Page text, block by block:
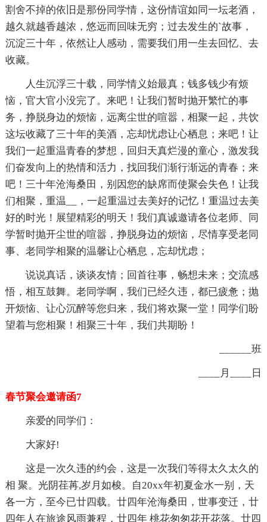
割舍不掉的依旧是那份同学情，这份情谊如同一坛老酒，
越久就越香越浓，悠远而回味无穷；过去发生的`故事，
沉淀三十年，依然让人感动，需要我们用一生去回忆、去
收藏。
人生沉浮三十载，同学情义始最真；钱多钱少有烦
恼，官大官小没完了。来吧！让我们暂时抛开繁忙的事
务，挣脱身边的烦恼，远离尘世的喧嚣，相聚一起，共饮
这坛收藏了三十年的美酒，忘却忧虑让心栖息；来吧！让
我们一起重温青春的梦想，回归天真烂漫的童心，激发我
们奋发向上的热情和活力，找回我们渐行渐远的青春；来
吧！三十年沧海桑田，别因您的缺席而使聚会失色！让我
们相聚，重温__，一起重温过去美好的记忆！重温过去美
好的时光！展望精彩的明天！我们真诚邀请各位老师、同
学暂时抛开尘世的喧嚣，挣脱身边的烦恼，尽情享受老同
事、老同学相聚的温馨让心栖息，忘却忧虑；
说说真话，谈谈友情；回首往事，畅想未来；交流感
悟，相互鼓舞。老同学啊，我们已经久违，都已疲惫；抛
开烦恼、让心沉醉等您归来，我们将欢聚一堂！同学们盼
望着与您相聚！相聚三十年，我们共期盼！
______班
____月____日
春节聚会邀请函7
亲爱的同学们：
大家好!
这是一次久违的约会，这是一次我们等得太久太久的
相 聚。光阴荏苒,岁月如梭。自20xx年初夏金水一别，天
各一方，至今已廿四载。廿四年沧海桑田，世事变迁，廿
四年人在旅途风雨兼程，廿四年 桃花匆匆花开花落。廿四